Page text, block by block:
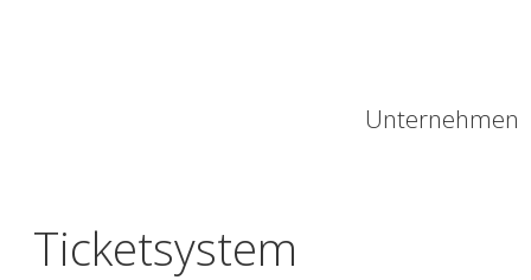
Unternehmen
Ticketsystem